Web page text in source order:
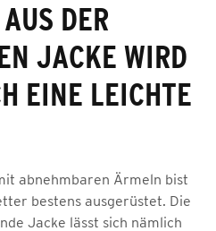
DER
JACKE WIRD
EINE LEICHTE
abnehmbaren Ärmeln bist
bestens ausgerüstet. Die
Jacke lässt sich nämlich